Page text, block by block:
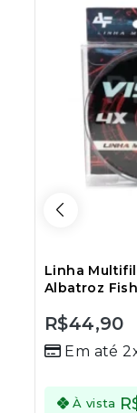
Linha
Albatroz
out
5
R$44,90
Em até
À vista